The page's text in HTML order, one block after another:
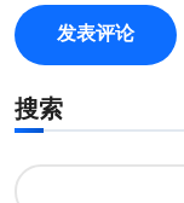
搜索